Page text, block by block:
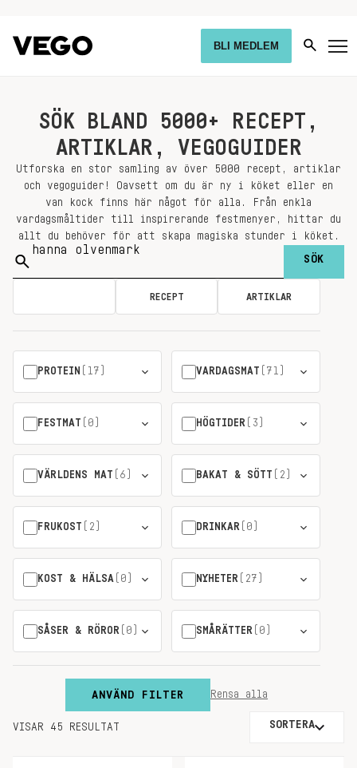
BLI MEDLEM
SÖK BLAND 5000+ RECEPT,
ARTIKLAR, VEGOGUIDER
Utforska en stor samling av över 5000 recept, artiklar
och vegoguider! Oavsett om du är ny i köket eller en
van kock finns här något för alla. Från enkla
vardagsmåltider till inspirerande festmenyer, hittar du
allt du behöver för att skapa magiska stunder i köket.
Sök
på:
RECEPT ARTIKLAR
PROTEIN (17) VARDAGSMAT (71)
FESTMAT (0) HÖGTIDER (3)
VÄRLDENS MAT (6) BAKAT & SÖTT (2)
FRUKOST (2) DRINKAR (0)
KOST & HÄLSA (0) NYHETER (27)
SÅSER & RÖROR (0) SMÅRÄTTER (0)
ANVÄND FILTER Rensa alla
VISAR 45 RESULTAT SORTERA